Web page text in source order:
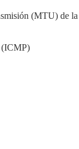
(MTU) de la
(ICMP)